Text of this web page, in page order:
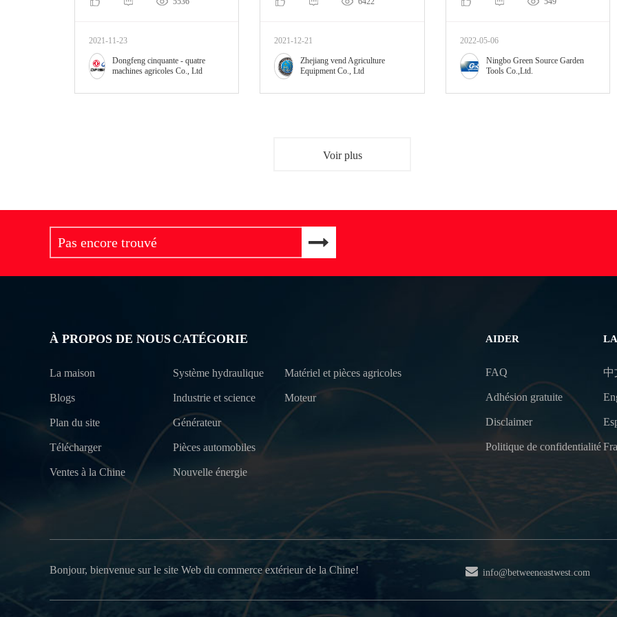
2021-11-23
Dongfeng cinquante - quatre
machines agricoles Co., Ltd
2021-12-21
Zhejiang vend Agriculture
Equipment Co., Ltd
2022-05-06
Ningbo Green Source Garden
Tools Co.,Ltd.
Voir plus
À PROPOS DE NOUS
La maison
Blogs
Plan du site
Télécharger
Ventes à la Chine
CATÉGORIE
Système hydraulique
Industrie et science
Générateur
Pièces automobiles
Nouvelle énergie
Matériel et pièces agricoles
Moteur
AIDER
FAQ
Adhésion gratuite
Disclaimer
Politique de confidentialité
中
Bonjour, bienvenue sur le site Web du commerce extérieur de la Chine! info@betweeneastwest.com